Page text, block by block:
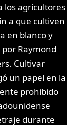
los agricultores
a que cultiven
en blanco y
Raymond
Cultivar
un papel en la
prohibido
durante